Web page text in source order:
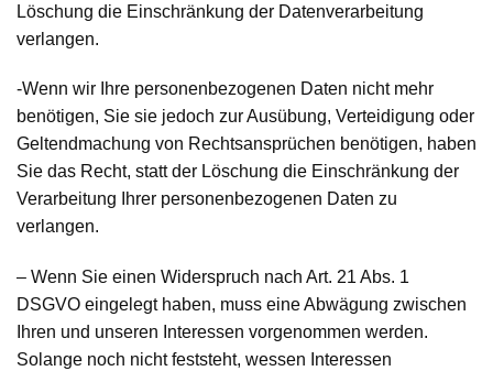
Löschung die Einschränkung der Datenverarbeitung
verlangen.
-Wenn wir Ihre personenbezogenen Daten nicht mehr
benötigen, Sie sie jedoch zur Ausübung, Verteidigung oder
Geltendmachung von Rechtsansprüchen benötigen, haben
Sie das Recht, statt der Löschung die Einschränkung der
Verarbeitung Ihrer personenbezogenen Daten zu
verlangen.
– Wenn Sie einen Widerspruch nach Art. 21 Abs. 1
DSGVO eingelegt haben, muss eine Abwägung zwischen
Ihren und unseren Interessen vorgenommen werden.
Solange noch nicht feststeht, wessen Interessen